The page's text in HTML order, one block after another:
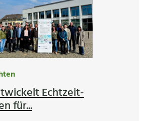
Echtzeit-
für...